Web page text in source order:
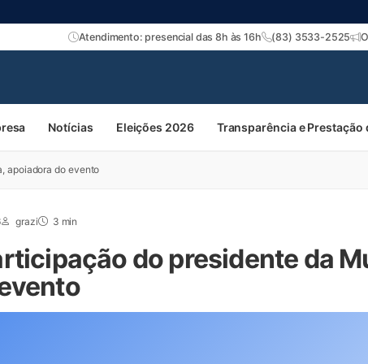
Atendimento: presencial das 8h às 16h (83) 3533-2525
Notícias Eleições 2026 Transparência e Prestação
apoiadora do evento
grazi 3 min
do presidente da